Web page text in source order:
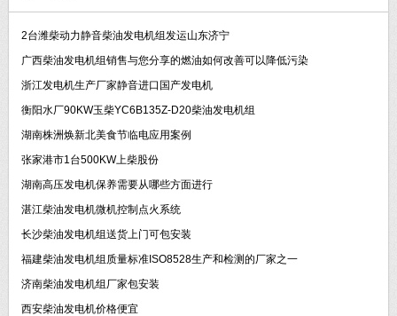
2台潍柴动力静音柴油发电机组发运山东济宁
广西柴油发电机组销售与您分享的燃油如何改善可以降低污染
浙江发电机生产厂家静音进口国产发电机
衡阳水厂90KW玉柴YC6B135Z-D20柴油发电机组
湖南株洲焕新北美食节临电应用案例
张家港市1台500KW上柴股份
湖南高压发电机保养需要从哪些方面进行
湛江柴油发电机微机控制点火系统
长沙柴油发电机组送货上门可包安装
福建柴油发电机组质量标准ISO8528生产和检测的厂家之一
济南柴油发电机组厂家包安装
西安柴油发电机价格便宜